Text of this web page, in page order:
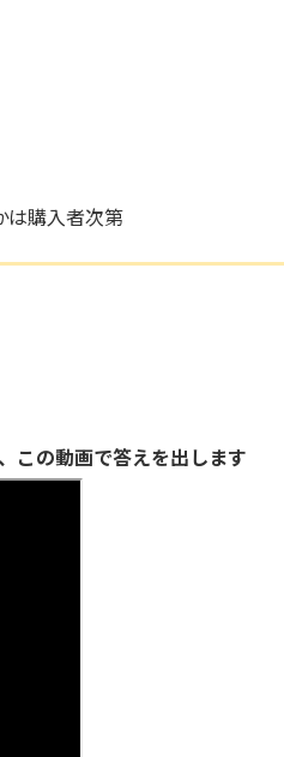
購入者次第
この動画で答えを出します